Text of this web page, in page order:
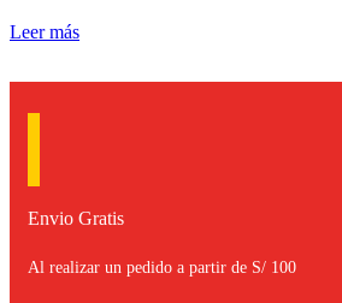
Leer más
Envio Gratis
Al realizar un pedido a partir de S/ 100